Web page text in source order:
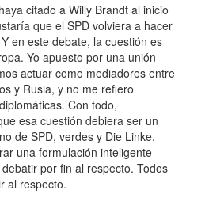
citado a Willy Brandt al inicio
que el SPD volviera a hacer
en este debate, la cuestión es
Yo apuesto por una unión
actuar como mediadores entre
y Rusia, y no me refiero
Con todo,
esa cuestión debiera ser un
de SPD, verdes y Die Linke.
una formulación inteligente
por fin al respecto. Todos
al respecto.